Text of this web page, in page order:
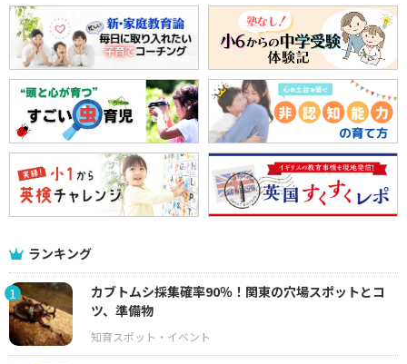
ランキング
1
カブトムシ採集確率90％！関東の穴場スポットとコ
ツ、準備物